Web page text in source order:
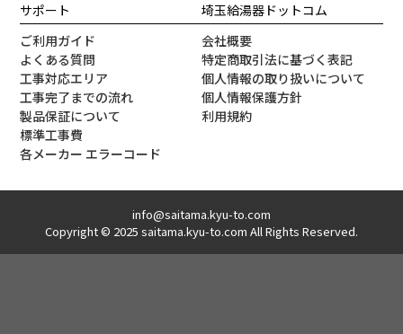
サポート
ご利用ガイド
よくある質問
工事対応エリア
工事完了までの流れ
製品保証について
標準工事費
各メーカー エラーコード
埼玉給湯器ドットコム
会社概要
特定商取引法に基づく表記
個人情報の取り扱いについて
個人情報保護方針
利用規約
info@saitama.kyu-to.com
Copyright © 2025 saitama.kyu-to.com All Rights Reserved.